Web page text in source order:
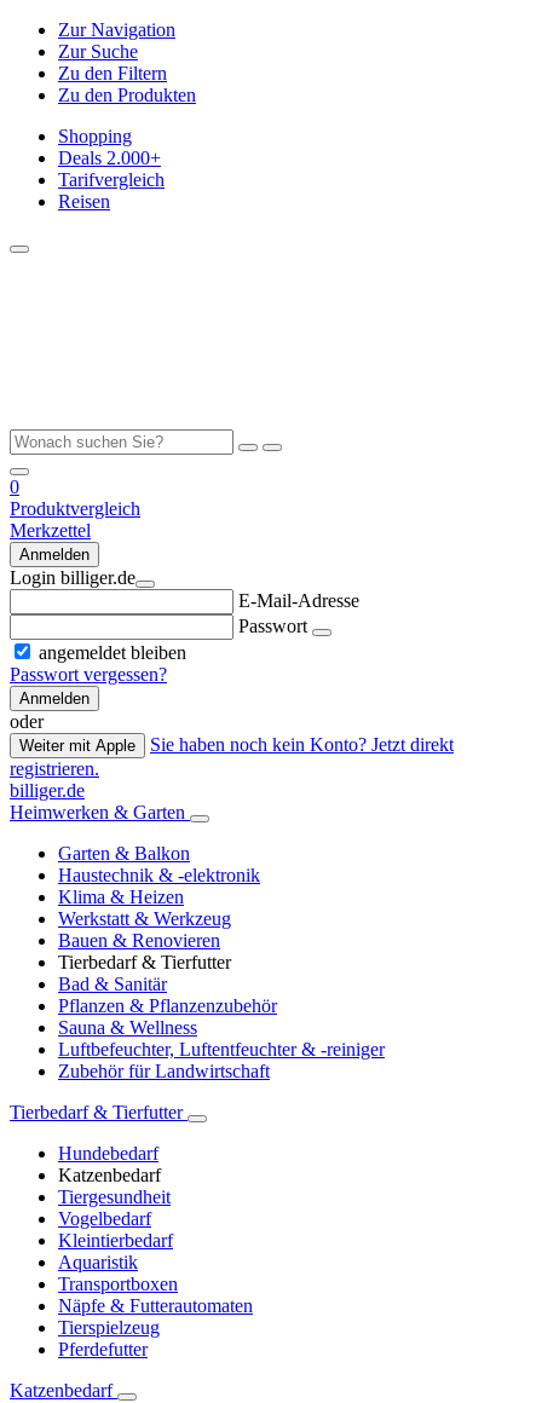
Zur Navigation
Zur Suche
Zu den Filtern
Zu den Produkten
Shopping
Deals 2.000+
Tarifvergleich
Reisen
0
Produktvergleich
Merkzettel
Anmelden
Login billiger.de
E-Mail-Adresse
Passwort
angemeldet bleiben
Passwort vergessen?
Anmelden
oder
Weiter mit Apple
Sie haben noch kein Konto? Jetzt direkt
registrieren.
billiger.de
Heimwerken & Garten
Garten & Balkon
Haustechnik & -elektronik
Klima & Heizen
Werkstatt & Werkzeug
Bauen & Renovieren
Tierbedarf & Tierfutter
Bad & Sanitär
Pflanzen & Pflanzenzubehör
Sauna & Wellness
Luftbefeuchter, Luftentfeuchter & -reiniger
Zubehör für Landwirtschaft
Tierbedarf & Tierfutter
Hundebedarf
Katzenbedarf
Tiergesundheit
Vogelbedarf
Kleintierbedarf
Aquaristik
Transportboxen
Näpfe & Futterautomaten
Tierspielzeug
Pferdefutter
Katzenbedarf